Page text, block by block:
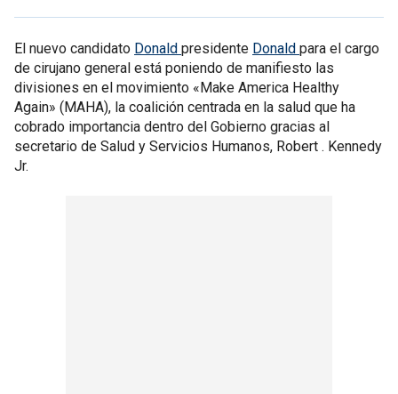
El nuevo candidato Donald presidente Donald para el cargo
de cirujano general está poniendo de manifiesto las
divisiones en el movimiento «Make America Healthy
Again» (MAHA), la coalición centrada en la salud que ha
cobrado importancia dentro del Gobierno gracias al
secretario de Salud y Servicios Humanos, Robert . Kennedy
Jr.